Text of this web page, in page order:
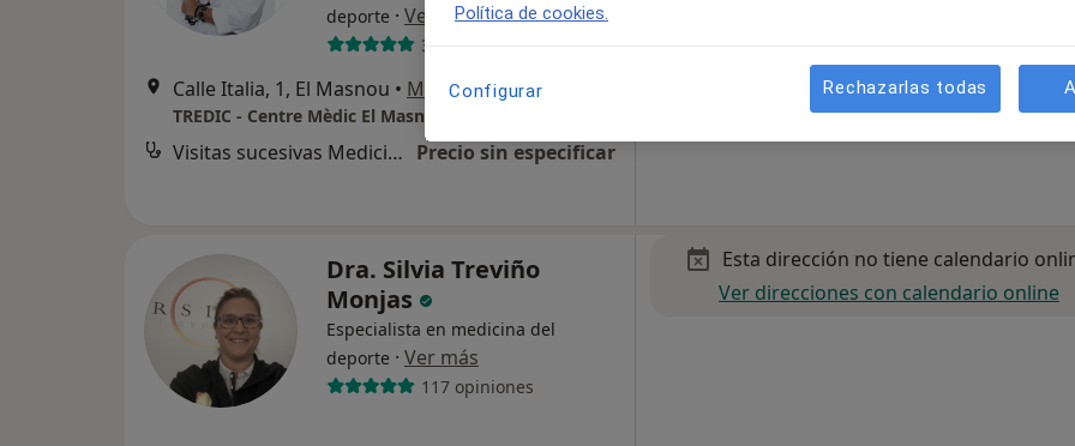
deporte · Ver más
35 opiniones
Calle Italia, 1, El Masnou • Mapa
TREDIC - Centre Mèdic El Masnou
Visitas sucesivas Medicina del Deporte Precio sin especificar
Otros servicios
Dra. Silvia Treviño
Monjas
Especialista en medicina del
deporte · Ver más
117 opiniones
Esta dirección no tiene calendario
Ver direcciones con calendario online
Política de cookies.
Configurar Rechazarlas todas